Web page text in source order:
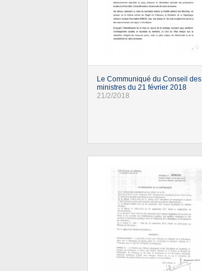
Le Communiqué du Conseil des
ministres du 21 février 2018
21/2/2018